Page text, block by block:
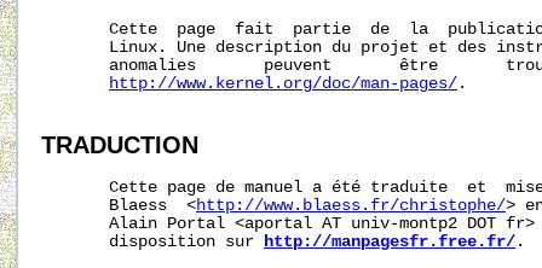
Cette  page  fait  partie  de  la
Linux. Une description du projet et des
anomalies       peuvent       être
http://www.kernel.org/doc/man-pages/ .
TRADUCTION
Cette page de manuel a été traduite  et
       Blaess  <
http://www.blaess.fr/christophe/>
Alain Portal <aportal AT univ-montp2 DOT
       disposition sur
http://manpagesfr.free.fr/ .